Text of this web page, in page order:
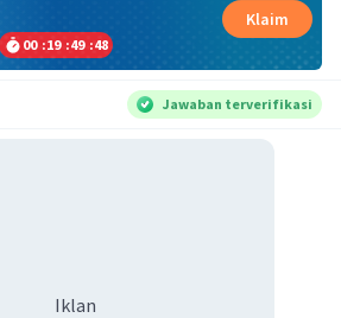
00 :19 :49 :47
Klaim
Jawaban terverifikasi
Iklan